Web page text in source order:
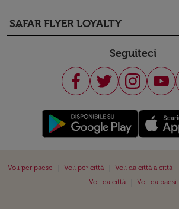
SAFAR FLYER LOYALTY
keyboard_arrow_down
Seguiteci
Voli per paese Voli per città Voli da città a città
Voli da città
Voli da paesi